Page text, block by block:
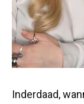
Inderdaad,